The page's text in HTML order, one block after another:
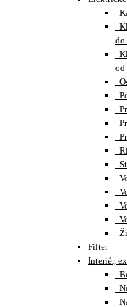
do
od
Filter
Interiér,